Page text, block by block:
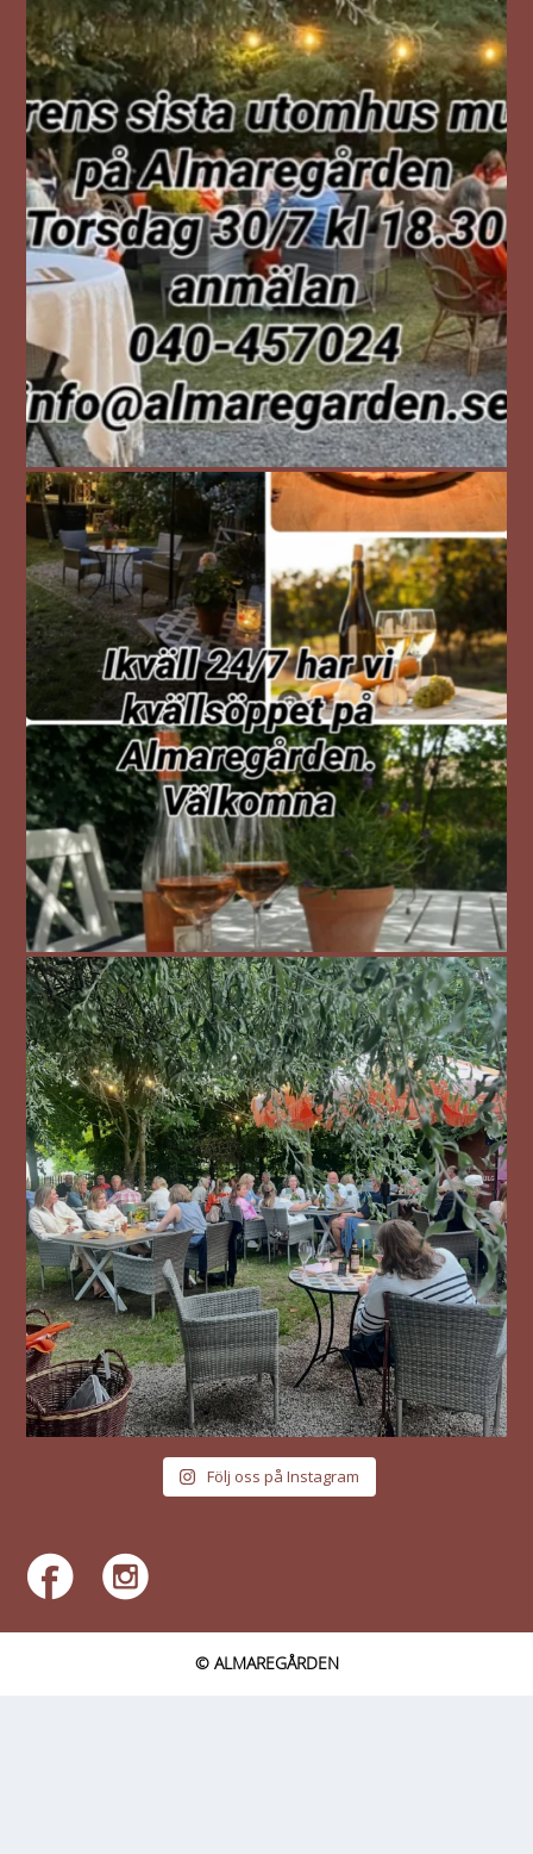
Följ oss på Instagram
© ALMAREGÅRDEN